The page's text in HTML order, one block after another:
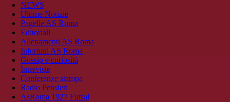
NEWS
Ultime Notizie
Pagelle AS Roma
Editoriali
Allenamenti AS Roma
Infortuni AS Roma
Gossip e curiosità
Interviste
Conferenze stampa
Radio Pensieri
AsRoma 1927 Futsal